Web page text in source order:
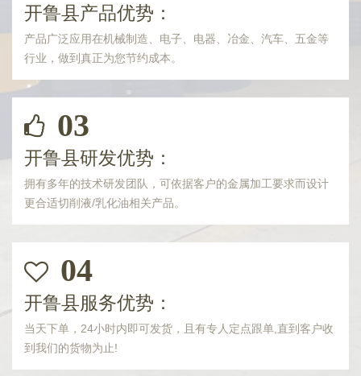
开鲁县产品优势：
产品广泛应用在机械制造、电子、电器、冶金、汽车、五金等
行业，做到真正为您节约成本。
03
开鲁县研发优势：
拥有多年的技术研发团队，可依据客户的金属加工要求而设计
更合适切削液/乳化油相关产品。
04
开鲁县服务优势：
当天下单，24小时内即可发货，且有专人定点跟单,直到客户收
到我们的货物为止!